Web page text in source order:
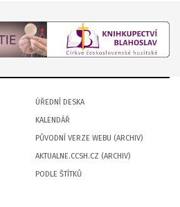
ÚŘEDNÍ DESKA
KALENDÁŘ
PŮVODNÍ VERZE WEBU (ARCHIV)
AKTUALNE.CCSH.CZ (ARCHIV)
PODLE ŠTÍTKŮ